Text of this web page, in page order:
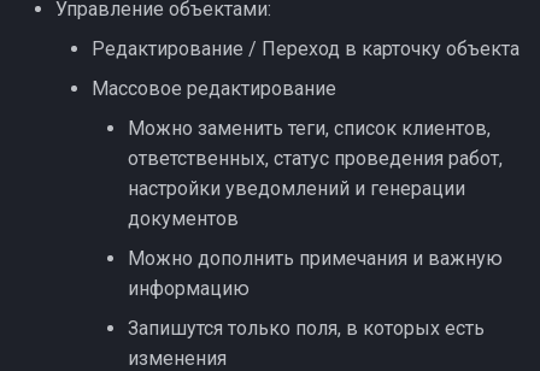
Заблокированный
Предсказуемость
Коррекция ролей
Контроль рабочего
Доработки октября
Доработки сентября
Обновление безопасности
Управление объектами:
Редактирование / Переход в карточку объекта
Массовое редактирование
Можно заменить теги, список клиентов,
ответственных, статус проведения работ,
настройки уведомлений и генерации
документов
Можно дополнить примечания и важную
информацию
Запишутся только поля, в которых есть
изменения